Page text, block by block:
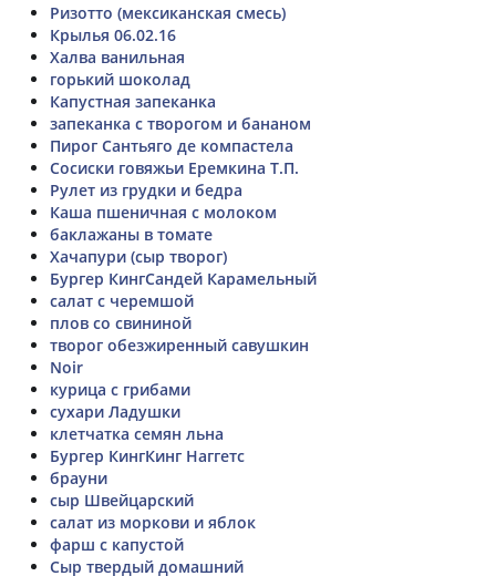
Ризотто (мексиканская смесь)
Крылья 06.02.16
Халва ванильная
горький шоколад
Капустная запеканка
запеканка с творогом и бананом
Пирог Сантьяго де компастела
Сосиски говяжьи Еремкина Т.П.
Рулет из грудки и бедра
Каша пшеничная с молоком
баклажаны в томате
Хачапури (сыр творог)
Бургер КингСандей Карамельный
салат с черемшой
плов со свининой
творог обезжиренный савушкин
Noir
курица с грибами
сухари Ладушки
клетчатка семян льна
Бургер КингКинг Наггетс
брауни
сыр Швейцарский
салат из моркови и яблок
фарш с капустой
Сыр твердый домашний